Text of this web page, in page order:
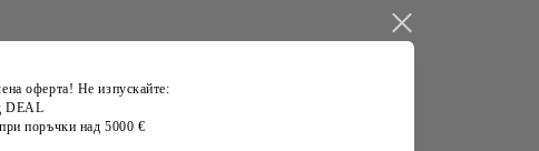
оферта! Не изпускайте:
DEAL
поръчки над 5000 €